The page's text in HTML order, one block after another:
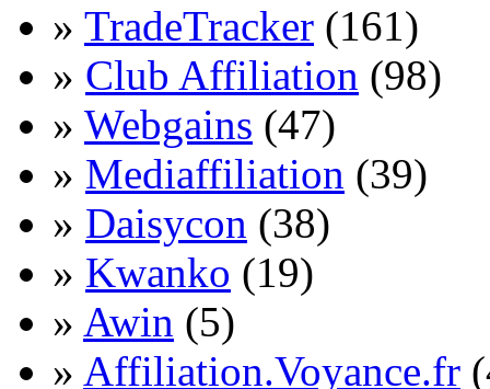
» TradeTracker (161)
» Club Affiliation (98)
» Webgains (47)
» Mediaffiliation (39)
» Daisycon (38)
» Kwanko (19)
» Awin (5)
» Affiliation.Voyance.fr